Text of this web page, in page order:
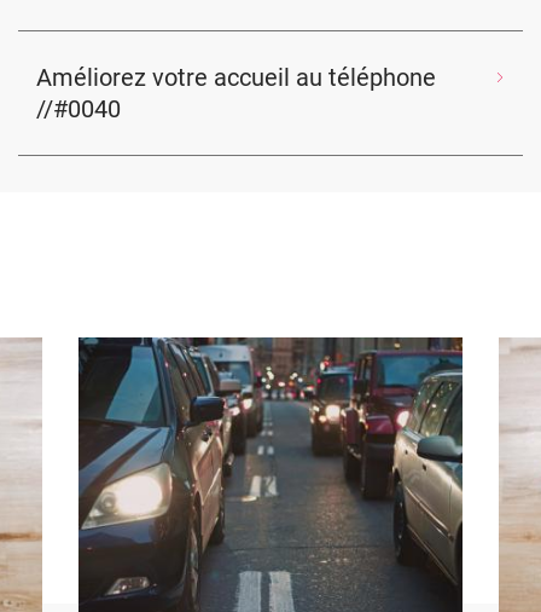
Améliorez votre accueil au téléphone
//#0040
Image